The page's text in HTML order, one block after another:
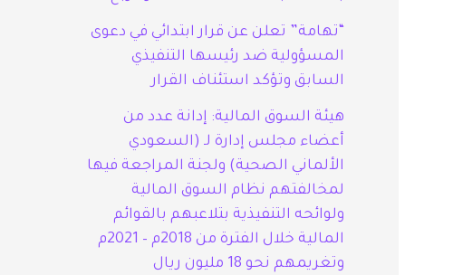
“تهامة” تعلن عن قرار ابتدائي في دعوى
المسؤولية ضد رئيسها التنفيذي
السابق وتؤكد استئناف القرار
هيئة السوق المالية: إدانة عدد من
أعضاء مجلس إدارة لـ (السعودي
الألماني الصحية) ولجنة المراجعة فيها
لمخالفتهم نظام السوق المالية
ولوائحه التنفيذية بتلاعبهم بالقوائم
المالية خلال الفترة من 2018م – 2021م
وتغريمهم نحو 18 مليون ريال